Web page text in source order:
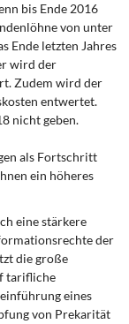
bis Ende 2016
von unter
Ende letzten Jahres
wird der
Zudem wird der
entwertet.
nicht geben.
als Fortschritt
ein höheres
eine stärkere
der
die große
tarifliche
eines
von Prekarität